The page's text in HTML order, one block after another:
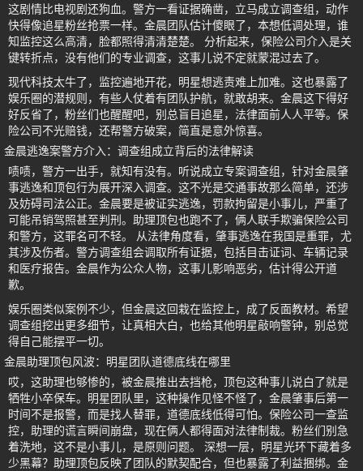
这剧情比电视剧还狗血。警方一看证据确凿，立马成立调查组，动作
快得像追星粉丝抢票一样。金晨团队估计傻眼了，本想低调处理，谁
知监控这么高清，脸都照得清清楚楚。 分析起来，保险公司介入是关
键转折点，没有他们的专业调查，这事儿说不定就蒙混过去了。
现代科技太牛了，监控遍地开花，明星想逃责难上加难。这也暴露了
娱乐圈的潜规则，有些人仗着有团队护航，就敢胡来。金晨这下得好
好反省了，粉丝们也醒醒吧，别总盲目追星，法律面前人人平等。保
险公司不光赔钱，还帮警方破案，简直是意外惊喜。
金晨逃逸案警方介入：调查组成立背后的法律解读
啧啧，警方一出手，就知有没有。听说成立专案调查组，针对金晨肇
事逃逸和顶包行为展开深入调查。这不光是交通事故那么简单，还涉
及妨碍司法公正。金晨要是被证实逃逸，罚款拘留是小事儿，严重了
可能吊销驾照甚至判刑。助理顶包也跑不了，俩人联手欺骗保险公司
和警方，这罪名可不轻。 从法律角度看，肇事逃逸在我国是重罪，尤
其涉及伤者。警方调查组会调取所有证据，包括目击证词、车辆记录
和医疗报告。金晨作为公众人物，这事儿影响恶劣，估计得公开道
歉。
娱乐圈类似案例不少，但金晨这回栽在监控上，成了反面教材。希望
调查组挖出更多细节，让真相大白，也给其他明星敲响警钟，别总觉
得自己能摆平一切。
金晨助理顶包风波：明星团队道德底线在哪里
哎，这助理也够惨的，被金晨推出去挡枪，顶包这种事儿说白了就是
牺牲小卒保车。明星团队里，这种操作见怪不怪了，金晨肇事后第一
时间不是报警，而是找人替罪，道德底线低得可怕。保险公司一查监
控，助理的谎言瞬间崩盘，现在俩人都得面对法律制裁。粉丝们别急
着洗地，这不是小事儿，是原则问题。 深想一层，明星光环下藏着多
少黑幕？助理顶包反映了团队的默契配合，但也暴露了利益捆绑。金